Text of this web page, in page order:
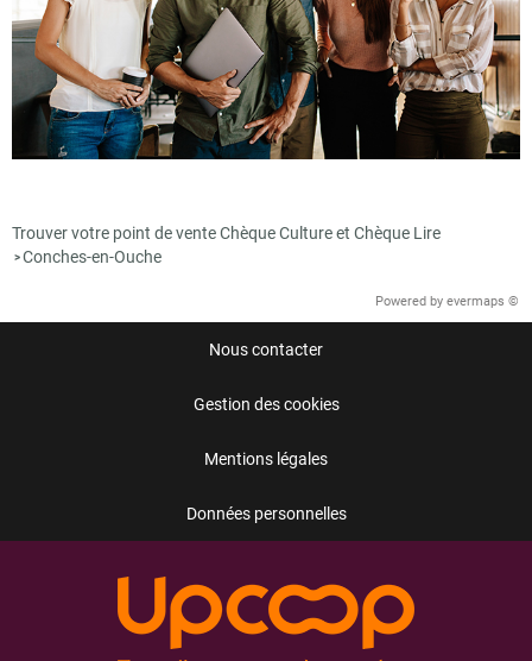
Trouver votre point de vente Chèque Culture et Chèque Lire
>Conches-en-Ouche
Powered by evermaps ©
Nous contacter
Gestion des cookies
Mentions légales
Données personnelles